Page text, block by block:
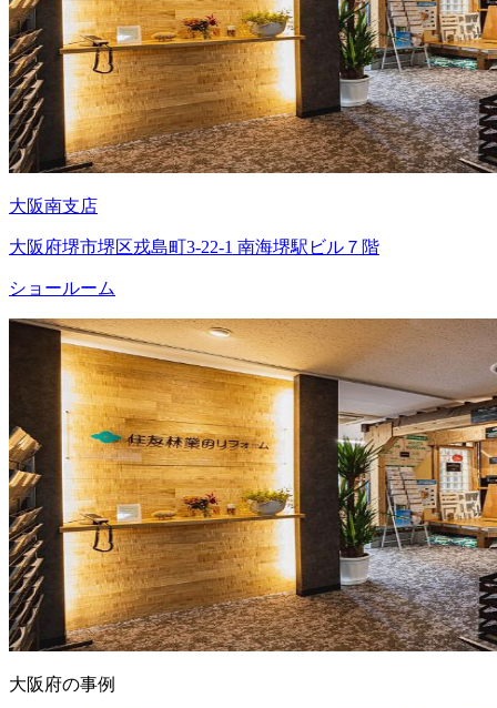
大阪南支店
大阪府堺市堺区戎島町3-22-1 南海堺駅ビル７階
ショールーム
大阪府の事例